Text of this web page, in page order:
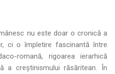
de rom...
nu este doar o cronică a
ci o împletire fascinantă între
romană, rigoarea ierarhică
a creștinismului răsăritean. În